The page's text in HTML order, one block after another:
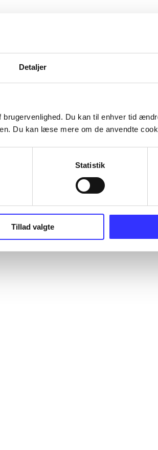
Detaljer
Du kan til enhver tid
Du kan læse mere om de anvendte
Statistik
Tillad valgte